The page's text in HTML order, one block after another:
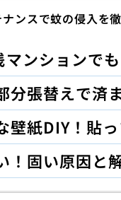
ンスで蚊の侵入を
マンションで
分張替えで済
壁紙DIY！貼
！固い原因と